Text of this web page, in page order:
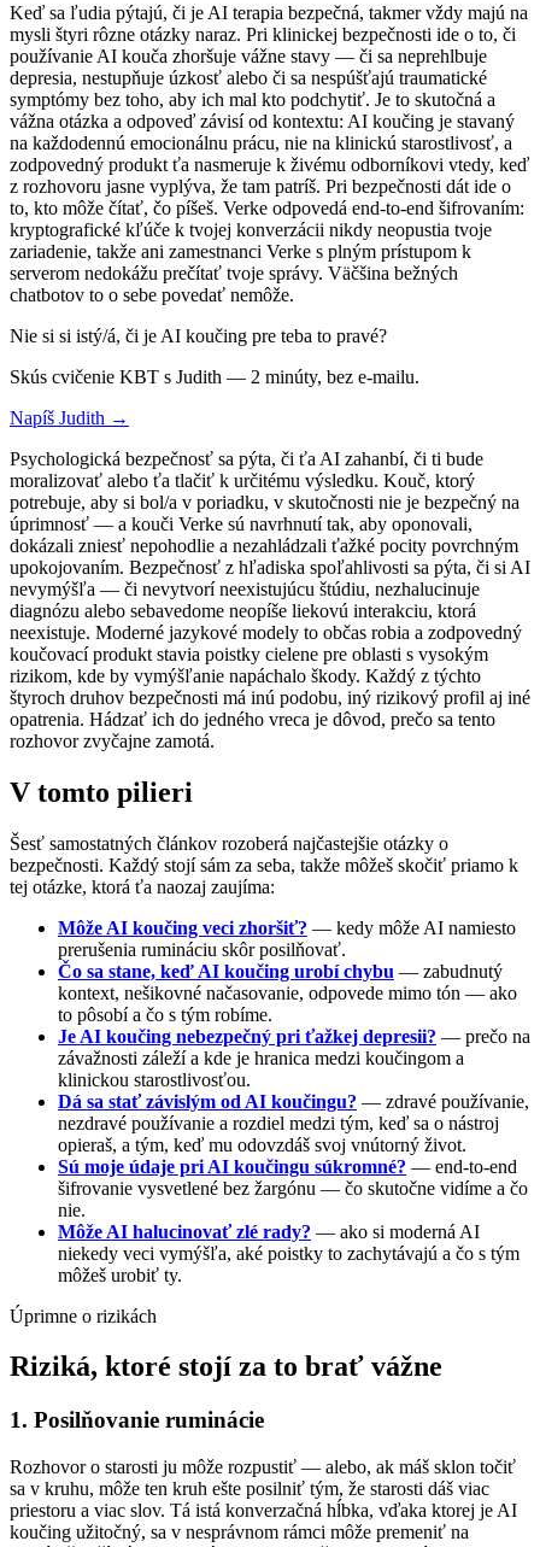
Keď sa ľudia pýtajú, či je AI terapia bezpečná, takmer vždy majú na
mysli štyri rôzne otázky naraz. Pri klinickej bezpečnosti ide o to, či
používanie AI kouča zhoršuje vážne stavy — či sa neprehlbuje
depresia, nestupňuje úzkosť alebo či sa nespúšťajú traumatické
symptómy bez toho, aby ich mal kto podchytiť. Je to skutočná a
vážna otázka a odpoveď závisí od kontextu: AI koučing je stavaný
na každodennú emocionálnu prácu, nie na klinickú starostlivosť, a
zodpovedný produkt ťa nasmeruje k živému odborníkovi vtedy, keď
z rozhovoru jasne vyplýva, že tam patríš. Pri bezpečnosti dát ide o
to, kto môže čítať, čo píšeš. Verke odpovedá end-to-end šifrovaním:
kryptografické kľúče k tvojej konverzácii nikdy neopustia tvoje
zariadenie, takže ani zamestnanci Verke s plným prístupom k
serverom nedokážu prečítať tvoje správy. Väčšina bežných
chatbotov to o sebe povedať nemôže.
Nie si si istý/á, či je AI koučing pre teba to pravé?
Skús cvičenie KBT s Judith — 2 minúty, bez e-mailu.
Napíš Judith →
Psychologická bezpečnosť sa pýta, či ťa AI zahanbí, či ti bude
moralizovať alebo ťa tlačiť k určitému výsledku. Kouč, ktorý
potrebuje, aby si bol/a v poriadku, v skutočnosti nie je bezpečný na
úprimnosť — a kouči Verke sú navrhnutí tak, aby oponovali,
dokázali zniesť nepohodlie a nezahládzali ťažké pocity povrchným
upokojovaním. Bezpečnosť z hľadiska spoľahlivosti sa pýta, či si AI
nevymýšľa — či nevytvorí neexistujúcu štúdiu, nezhalucinuje
diagnózu alebo sebavedome neopíše liekovú interakciu, ktorá
neexistuje. Moderné jazykové modely to občas robia a zodpovedný
koučovací produkt stavia poistky cielene pre oblasti s vysokým
rizikom, kde by vymýšľanie napáchalo škody. Každý z týchto
štyroch druhov bezpečnosti má inú podobu, iný rizikový profil aj iné
opatrenia. Hádzať ich do jedného vreca je dôvod, prečo sa tento
rozhovor zvyčajne zamotá.
V tomto pilieri
Šesť samostatných článkov rozoberá najčastejšie otázky o
bezpečnosti. Každý stojí sám za seba, takže môžeš skočiť priamo k
tej otázke, ktorá ťa naozaj zaujíma:
Môže AI koučing veci zhoršiť? — kedy môže AI namiesto
prerušenia rumináciu skôr posilňovať.
Čo sa stane, keď AI koučing urobí chybu — zabudnutý
kontext, nešikovné načasovanie, odpovede mimo tón — ako
to pôsobí a čo s tým robíme.
Je AI koučing nebezpečný pri ťažkej depresii? — prečo na
závažnosti záleží a kde je hranica medzi koučingom a
klinickou starostlivosťou.
Dá sa stať závislým od AI koučingu? — zdravé používanie,
nezdravé používanie a rozdiel medzi tým, keď sa o nástroj
opieraš, a tým, keď mu odovzdáš svoj vnútorný život.
Sú moje údaje pri AI koučingu súkromné? — end-to-end
šifrovanie vysvetlené bez žargónu — čo skutočne vidíme a čo
nie.
Môže AI halucinovať zlé rady? — ako si moderná AI
niekedy veci vymýšľa, aké poistky to zachytávajú a čo s tým
môžeš urobiť ty.
Úprimne o rizikách
Riziká, ktoré stojí za to brať vážne
1. Posilňovanie ruminácie
Rozhovor o starosti ju môže rozpustiť — alebo, ak máš sklon točiť
sa v kruhu, môže ten kruh ešte posilniť tým, že starosti dáš viac
priestoru a viac slov. Tá istá konverzačná hĺbka, vďaka ktorej je AI
koučing užitočný, sa v nesprávnom rámci môže premeniť na